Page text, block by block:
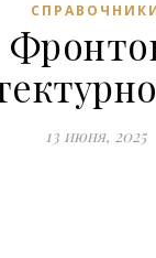
13 июня, 2025